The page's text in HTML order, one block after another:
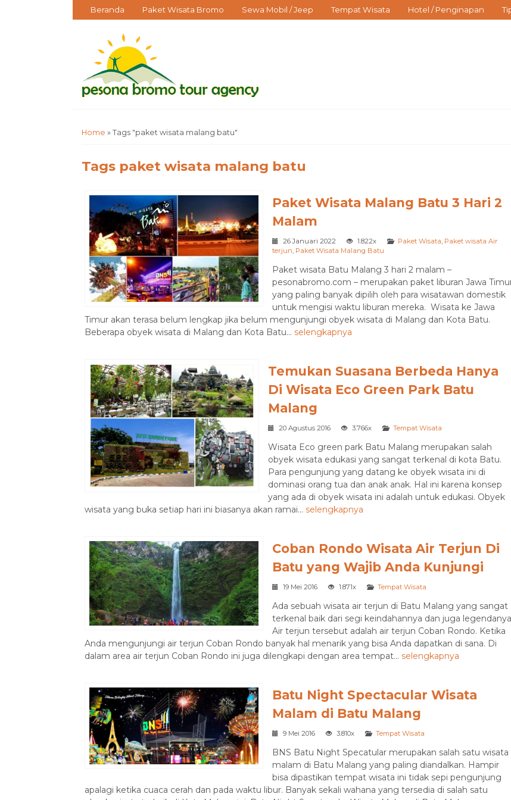
Beranda Paket Wisata Bromo Sewa Mobil / Jeep Tempat Wisata Hotel / Penginapan
Home » Tags "paket wisata malang batu"
Tags paket wisata malang batu
Paket Wisata Malang Batu 3 Hari 2
Malam
26 Januari 2022 1.822x Paket Wisata, Paket wisata Air
terjun, Paket Wisata Malang Batu
Paket wisata Batu Malang 3 hari 2 malam –
pesonabromo.com – merupakan paket liburan Jawa
yang paling banyak dipilih oleh para wisatawan domestik
untuk mengisi waktu liburan mereka. Wisata ke Jawa
Timur akan terasa belum lengkap jika belum mengunjungi obyek wisata di Malang dan Kota Batu.
Beberapa obyek wisata di Malang dan Kota Batu... selengkapnya
Temukan Suasana Berbeda Hanya
Di Wisata Eco Green Park Batu
Malang
20 Agustus 2016 3.766x Tempat Wisata
Wisata Eco green park Batu Malang merupakan salah
obyek wisata edukasi yang sangat terkenal di kota Batu.
Para pengunjung yang datang ke obyek wisata ini di
dominasi orang tua dan anak anak. Hal ini karena konsep
yang ada di obyek wisata ini adalah untuk edukasi. Obyek
wisata yang buka setiap hari ini biasanya akan ramai... selengkapnya
Coban Rondo Wisata Air Terjun Di
Batu yang Wajib Anda Kunjungi
19 Mei 2016 1.871x Tempat Wisata
Ada sebuah wisata air terjun di Batu Malang yang sangat
terkenal baik dari segi keindahannya dan juga
Air terjun tersebut adalah air terjun Coban Rondo. Ketika
Anda mengunjungi air terjun Coban Rondo banyak hal menarik yang bisa Anda dapatkan di sana. Di
dalam area air terjun Coban Rondo ini juga dilengkapi dengan area tempat... selengkapnya
Batu Night Spectacular Wisata
Malam di Batu Malang
9 Mei 2016 3.810x Tempat Wisata
BNS Batu Night Specatular merupakan salah satu wisata
malam di Batu Malang yang paling diandalkan. Hampir
bisa dipastikan tempat wisata ini tidak sepi pengunjung
apalagi ketika cuaca cerah dan pada waktu libur. Banyak sekali wahana yang tersedia di salah satu
Bromo
Rp 525.000 / pax